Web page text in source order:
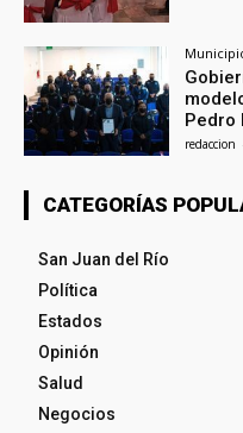
Pedro
redaccion
CATEGORÍAS
San Juan del Río
Política
Estados
Opinión
Salud
Negocios